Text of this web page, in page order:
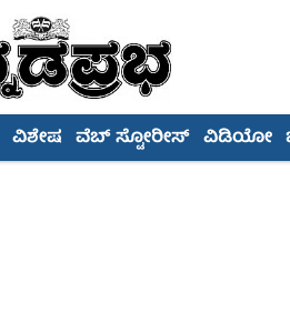
ವಿಶೇಷ ವೆಬ್ ಸ್ಟೋರೀಸ್ ವಿಡಿಯೋ